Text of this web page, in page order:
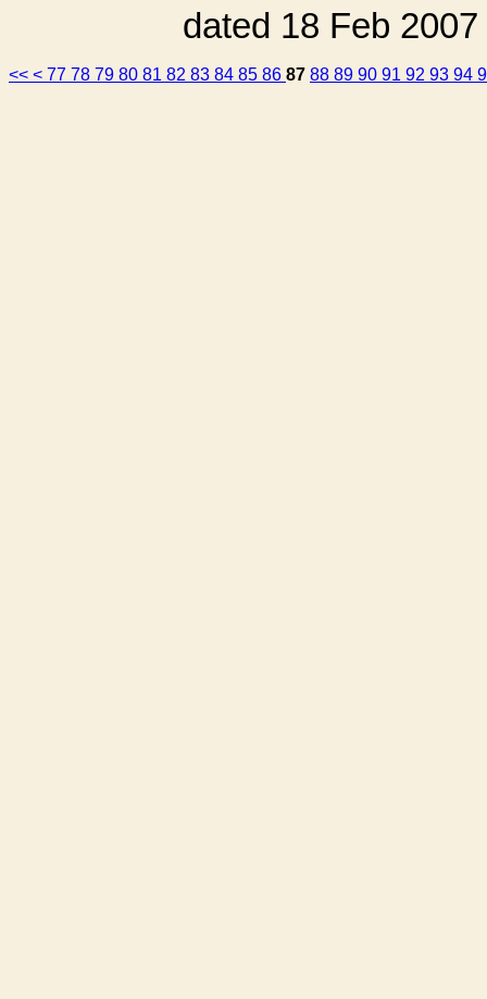
dated 18 Feb 2007
<< < 77 78 79 80 81 82 83 84 85 86 87 88 89 90 91 92 93 94